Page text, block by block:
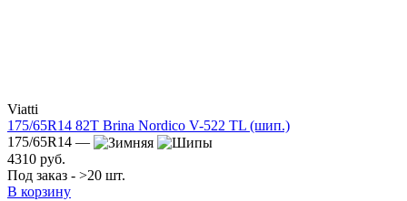
Viatti
175/65R14 82T Brina Nordico V-522 TL (шип.)
175/65R14 —
4310 руб.
Под заказ - >20 шт.
В корзину